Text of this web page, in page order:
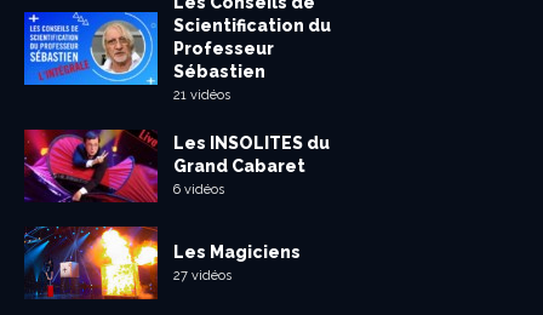
Scientification du
Professeur
Sébastien
21 vidéos
Les INSOLITES du
Grand Cabaret
6 vidéos
Les Magiciens
27 vidéos